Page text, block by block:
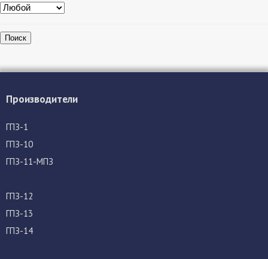
Поиск
Производители
ГПЗ-1
ГПЗ-10
ГПЗ-11-МПЗ
ГПЗ-12
ГПЗ-13
ГПЗ-14